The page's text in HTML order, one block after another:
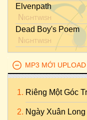
Elvenpath
Nightwish
Dead Boy's Poem
Nightwish
MP3 MỚI UPLOAD
Riêng Một Góc
Ngày Xuân